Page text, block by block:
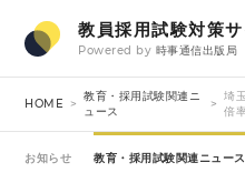
教員採用試験対策サ
Powered by 時事通信出版局
HOME
教育・採用試験関連ニ
ュース
埼
倍
お知らせ 教育・採用試験関連ニュース